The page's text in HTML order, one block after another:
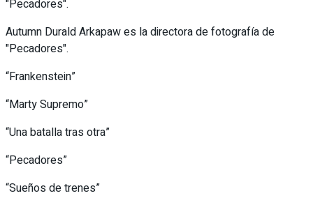
Autumn Durald Arkapaw es la directora de fotografía de
"Pecadores".
“Frankenstein”
“Marty Supremo”
“Una batalla tras otra”
“Pecadores”
“Sueños de trenes”